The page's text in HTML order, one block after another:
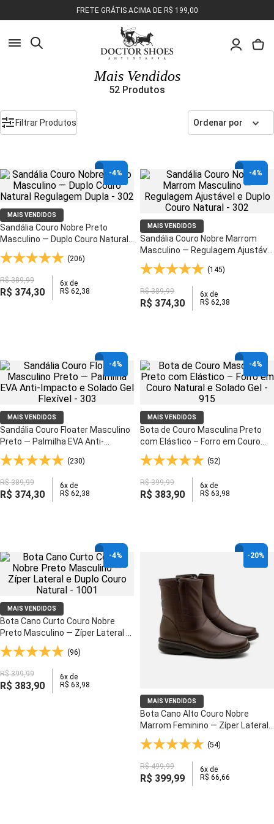
FRETE GRÁTIS ACIMA DE R$ 199,00
Olá, o que você deseja encontrar?
Mais Vendidos
52 Produtos
Filtrar Produtos Ordenar por
-4%
MAIS VENDIDOS
Sandália Couro Nobre Preto
Masculino — Duplo Couro Natural
Regulagem Dupla - 302
(206)
R$ 389,99
R$ 374,30
6x de
R$ 62,38
-4%
MAIS VENDIDOS
Sandália Couro Nobre Marrom
Masculino — Regulagem Ajustável
e Duplo Couro Natural - 302
(145)
R$ 389,99
R$ 374,30
6x de
R$ 62,38
-4%
MAIS VENDIDOS
Sandália Couro Floater Masculino
Preto — Palmilha EVA Anti-
Impacto e Solado Gel Flexível - 303
(230)
R$ 389,99
R$ 374,30
6x de
R$ 62,38
-4%
MAIS VENDIDOS
Bota de Couro Masculina Preto
com Elástico – Forro em Couro
Natural e Solado Gel - 915
(52)
R$ 399,99
R$ 383,90
6x de
R$ 63,98
-4%
MAIS VENDIDOS
Bota Cano Curto Couro Nobre
Preto Masculino — Zíper Lateral e
Duplo Couro Natural - 1001
(96)
R$ 399,99
R$ 383,90
6x de
R$ 63,98
-20%
MAIS VENDIDOS
Bota Cano Alto Couro Nobre
Marrom Feminino — Zíper Lateral,
Elástico e Solado Ultraleve - 372
(54)
R$ 499,99
R$ 399,99
6x de
R$ 66,66